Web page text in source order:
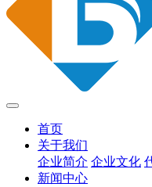
首页
关于我们
企业简介 企业文化
新闻中心